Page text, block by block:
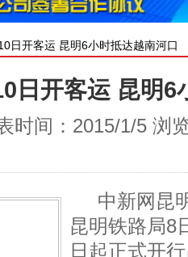
日开客运 昆明6小时抵达越南河口
日开客运 昆明6
时间：2015/1/5 浏
中新网昆
昆明铁路局8
日起正式开